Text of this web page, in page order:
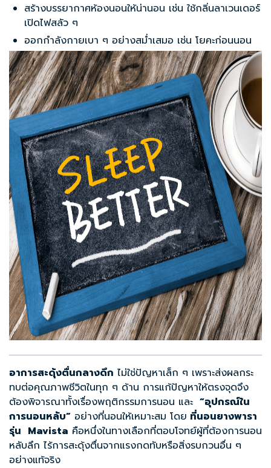
สร้างบรรยากาศห้องนอนให้น่านอน เช่น ใช้กลิ่นลาเวนเดอร์
เปิดไฟสลัว ๆ
ออกกำลังกายเบา ๆ อย่างสม่ำเสมอ เช่น โยคะก่อนนอน
อาการสะดุ้งตื่นกลางดึก ไม่ใช่ปัญหาเล็ก ๆ เพราะส่งผลกระ
ทบต่อคุณภาพชีวิตในทุก ๆ ด้าน การแก้ปัญหาให้ตรงจุดจึง
ต้องพิจารณาทั้งเรื่องพฤติกรรมการนอน และ “อุปกรณ์ใน
การนอนหลับ” อย่างที่นอนให้เหมาะสม โดย ที่นอนยางพารา
รุ่น Mavista คือหนึ่งในทางเลือกที่ตอบโจทย์ผู้ที่ต้องการนอน
หลับลึก ไร้การสะดุ้งตื่นจากแรงกดทับหรือสิ่งรบกวนอื่น ๆ
อย่างแท้จริง